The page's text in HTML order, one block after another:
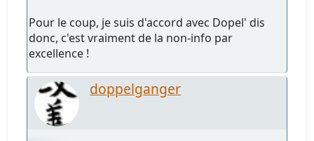
Pour le coup, je suis d'accord avec Dopel' dis
donc, c'est vraiment de la non-info par
excellence !
doppelganger